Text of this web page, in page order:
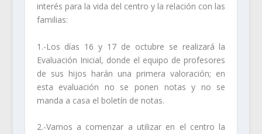
interés para la vida del centro y la relación con las
familias:
1.-Los días 16 y 17 de octubre se realizará la
Evaluación Inicial, donde el equipo de profesores
de sus hijos harán una primera valoración; en
esta evaluación no se ponen notas y no se
manda a casa el boletín de notas.
2.-Vamos a comenzar a utilizar en el centro la